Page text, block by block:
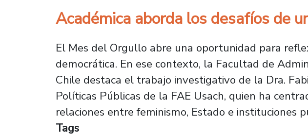
Académica aborda los desafíos de
El Mes del Orgullo abre una oportunidad para
democrática. En ese contexto, la Facultad de
Chile destaca el trabajo investigativo de la Dra.
Políticas Públicas de la FAE Usach, quien ha
relaciones entre feminismo, Estado e instituciones
Tags